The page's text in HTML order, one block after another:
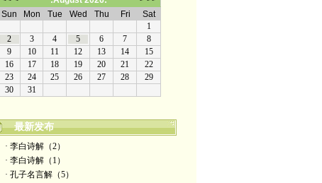
最新发布
· 李白诗解（2）
· 李白诗解（1）
· 孔子名言解（5）